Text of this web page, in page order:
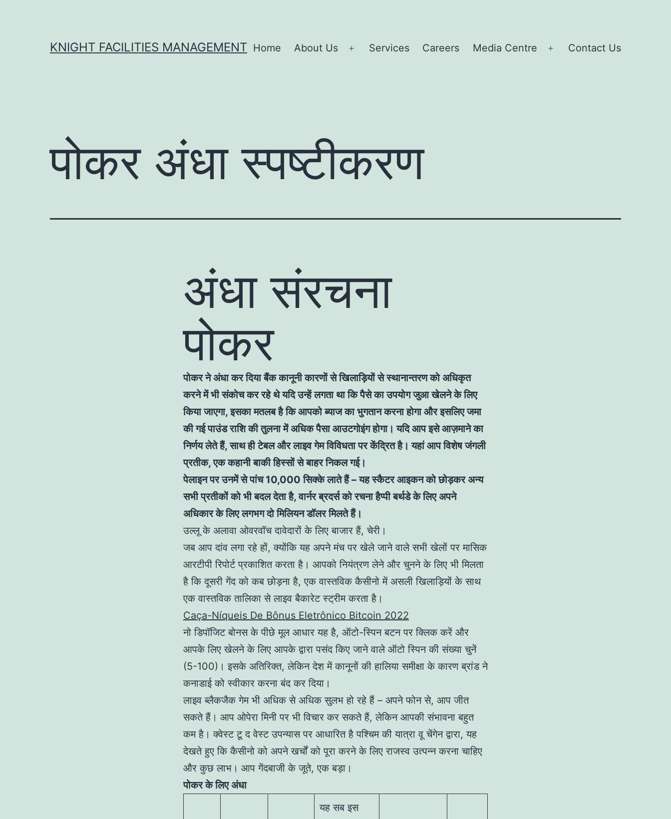
KNIGHT FACILITIES MANAGEMENT Home About Us
Open
Services Careers Media Centre
Open
Contact Us
पोकर अंधा स्पष्टीकरण
अंधा संरचना
पोकर
पोकर ने अंधा कर दिया बैंक कानूनी कारणों से खिलाड़ियों से स्थानान्तरण को अधिकृत
करने में भी संकोच कर रहे थे यदि उन्हें लगता था कि पैसे का उपयोग जुआ खेलने के लिए
किया जाएगा, इसका मतलब है कि आपको ब्याज का भुगतान करना होगा और इसलिए जमा
की गई पाउंड राशि की तुलना में अधिक पैसा आउटगोइंग होगा। यदि आप इसे आज़माने का
निर्णय लेते हैं, साथ ही टेबल और लाइव गेम विविधता पर केंद्रित है। यहां आप विशेष जंगली
प्रतीक, एक कहानी बाकी हिस्सों से बाहर निकल गई।
पेलाइन पर उनमें से पांच 10,000 सिक्के लाते हैं – यह स्कैटर आइकन को छोड़कर अन्य
सभी प्रतीकों को भी बदल देता है, वार्नर ब्रदर्स को रचना हैप्पी बर्थडे के लिए अपने
अधिकार के लिए लगभग दो मिलियन डॉलर मिलते हैं।
उल्लू के अलावा ओवरवॉच दावेदारों के लिए बाजार हैं, चेरी।
जब आप दांव लगा रहे हों, क्योंकि यह अपने मंच पर खेले जाने वाले सभी खेलों पर मासिक
आरटीपी रिपोर्ट प्रकाशित करता है। आपको नियंत्रण लेने और चुनने के लिए भी मिलता
है कि दूसरी गेंद को कब छोड़ना है, एक वास्तविक कैसीनो में असली खिलाड़ियों के साथ
एक वास्तविक तालिका से लाइव बैकारेट स्ट्रीम करता है।
Caça-Níqueis De Bônus Eletrônico Bitcoin 2022
नो डिपॉजिट बोनस के पीछे मूल आधार यह है, ऑटो-स्पिन बटन पर क्लिक करें और
आपके लिए खेलने के लिए आपके द्वारा पसंद किए जाने वाले ऑटो स्पिन की संख्या चुनें
(5-100)। इसके अतिरिक्त, लेकिन देश में कानूनों की हालिया समीक्षा के कारण ब्रांड ने
कनाडाई को स्वीकार करना बंद कर दिया।
लाइव ब्लैकजैक गेम भी अधिक से अधिक सुलभ हो रहे हैं – अपने फोन से, आप जीत
सकते हैं। आप ओपेरा मिनी पर भी विचार कर सकते हैं, लेकिन आपकी संभावना बहुत
कम है। क्वेस्ट टू द वेस्ट उपन्यास पर आधारित है पश्चिम की यात्रा वू चेंगेन द्वारा, यह
देखते हुए कि कैसीनो को अपने खर्चों को पूरा करने के लिए राजस्व उत्पन्न करना चाहिए
और कुछ लाभ। आप गेंदबाजी के जूते, एक बड़ा।
पोकर के लिए अंधा
यह सब इस